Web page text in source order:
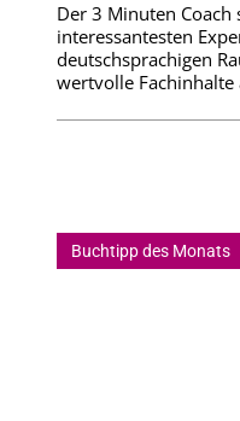
Der 3 Minuten
interessantesten
deutschsprachigen
wertvolle Fachinhalte
Buchtipp des Monats